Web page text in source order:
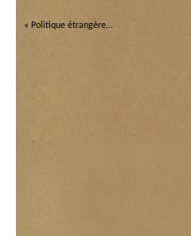
« Politique étrangère…